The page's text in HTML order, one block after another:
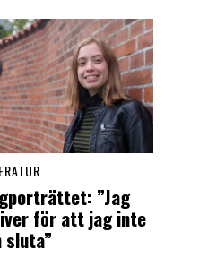
”Jag
för att jag inte
sluta”